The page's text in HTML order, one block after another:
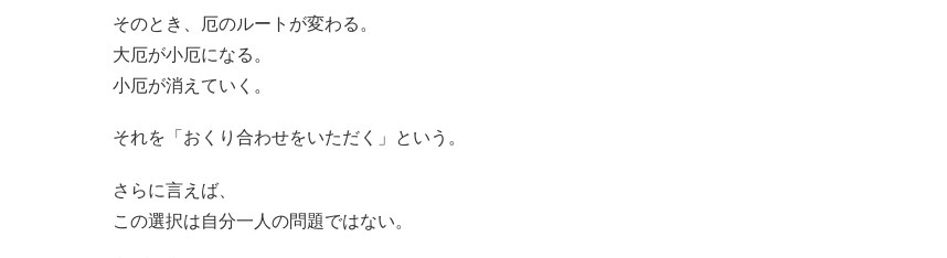
そのとき、厄のルートが変わる。
大厄が小厄になる。
小厄が消えていく。
それを「おくり合わせをいただく」という。
さらに言えば、
この選択は自分一人の問題ではない。